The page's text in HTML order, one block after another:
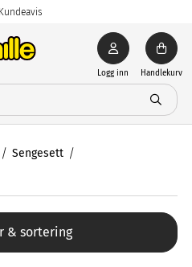
Kundeavis
Logg inn Handlekurv
Sengesett
& sortering